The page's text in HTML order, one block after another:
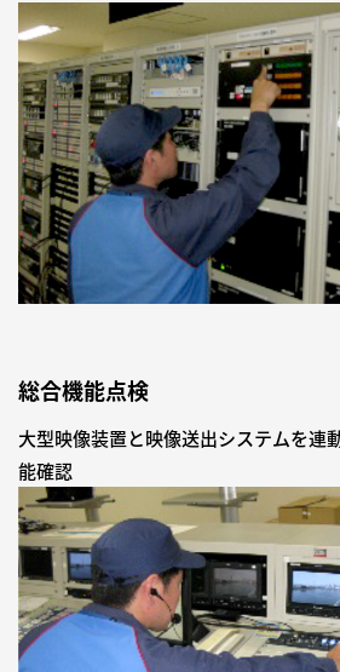
総合機能点検
大型映像装置と映像送出システムを連
能確認